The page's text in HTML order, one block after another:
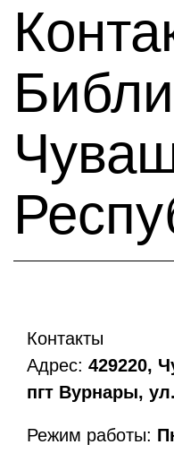
Контакты
Адрес: 429220,
пгт Вурнары,
Режим работы: